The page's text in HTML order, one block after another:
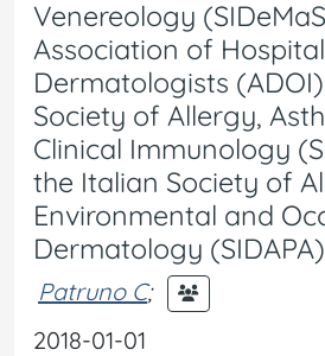
Venereology
Association of Hospital
Dermatologists
Society of Allergy,
Clinical Immunology
the Italian Society of
Environmental and
Dermatology (SIDAPA)
Patruno C;
2018-01-01